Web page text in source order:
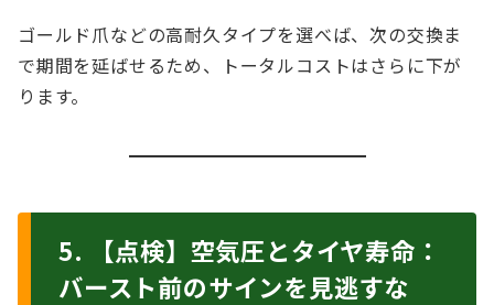
ゴールド爪などの高耐久タイプを選べば、次の交換ま
で期間を延ばせるため、トータルコストはさらに下が
ります。
5. 【点検】空気圧とタイヤ寿命：
バースト前のサインを見逃すな